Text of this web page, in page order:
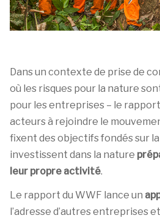
Dans un contexte de prise de
où les risques pour la nature
pour les entreprises – le
acteurs à rejoindre le
fixent des objectifs fondés sur
investissent dans la nature
leur propre activité.
Le rapport du WWF lance un
l’adresse d’autres entreprises